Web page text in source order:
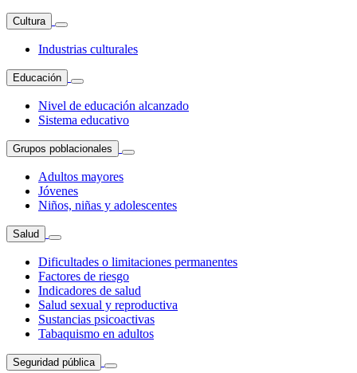
Cultura
Industrias culturales
Educación
Nivel de educación alcanzado
Sistema educativo
Grupos poblacionales
Adultos mayores
Jóvenes
Niños, niñas y adolescentes
Salud
Dificultades o limitaciones permanentes
Factores de riesgo
Indicadores de salud
Salud sexual y reproductiva
Sustancias psicoactivas
Tabaquismo en adultos
Seguridad pública